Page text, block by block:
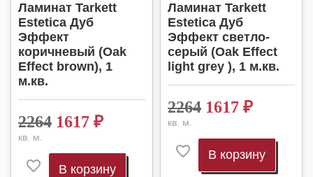
Ламинат Tarkett
Estetica Дуб
Эффект
коричневый (Oak
Effect brown), 1
м.кв.
2264 1617 ₽
кв. м.
В корзину
Ламинат Tarkett
Estetica Дуб
Эффект светло-
серый (Oak Effect
light grey ), 1 м.кв.
2264 1617 ₽
кв. м.
В корзину